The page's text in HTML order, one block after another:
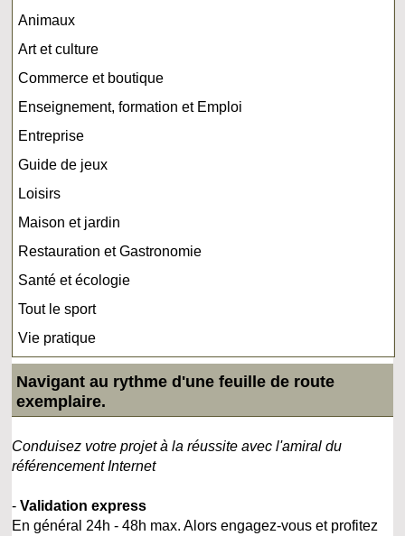
Animaux
Art et culture
Commerce et boutique
Enseignement, formation et Emploi
Entreprise
Guide de jeux
Loisirs
Maison et jardin
Restauration et Gastronomie
Santé et écologie
Tout le sport
Vie pratique
Navigant au rythme d'une feuille de route
exemplaire.
Conduisez votre projet à la réussite avec l'amiral du
référencement Internet
-Validation express
En général 24h - 48h max. Alors engagez-vous et profitez